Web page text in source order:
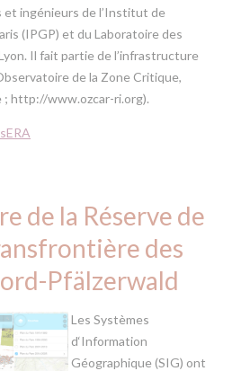
et ingénieurs de l’Institut de
(IPGP) et du Laboratoire des
Il fait partie de l’infrastructure
de la Zone Critique,
; http://www.ozcar-ri.org).
de la Réserve de
des
Pfälzerwald
Les Systèmes
d‘Information
Géographique (SIG) ont